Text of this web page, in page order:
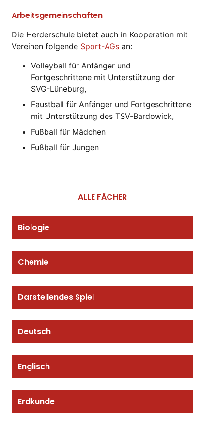
Arbeitsgemeinschaften
Die Herderschule bietet auch in Kooperation mit
Vereinen folgende Sport-AGs an:
Volleyball für Anfänger und
Fortgeschrittene mit Unterstützung der
SVG-Lüneburg,
Faustball für Anfänger und Fortgeschrittene
mit Unterstützung des TSV-Bardowick,
Fußball für Mädchen
Fußball für Jungen
ALLE FÄCHER
Biologie
Chemie
Darstellendes Spiel
Deutsch
Englisch
Erdkunde